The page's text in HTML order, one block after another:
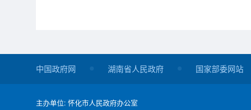
中国政府网 湖南省人民政府 国家部委网站
主办单位: 怀化市人民政府办公室